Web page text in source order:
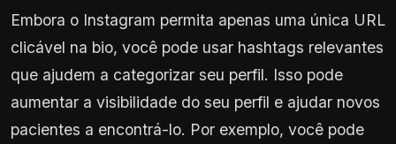
Embora o Instagram permita apenas uma única URL
clicável na bio, você pode usar hashtags relevantes
que ajudem a categorizar seu perfil. Isso pode
aumentar a visibilidade do seu perfil e ajudar novos
pacientes a encontrá-lo. Por exemplo, você pode